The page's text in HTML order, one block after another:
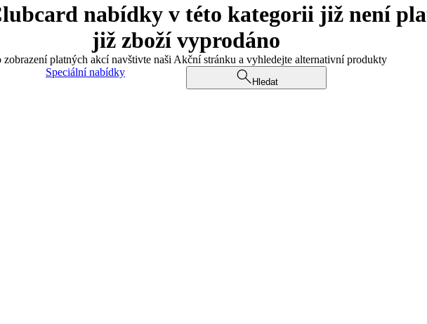
nabídky v této kategorii již není
již zboží vyprodáno
zobrazení platných akcí navštivte naši Akční stránku a vyhledejte alternativní produkty
Speciální nabídky
Hledat